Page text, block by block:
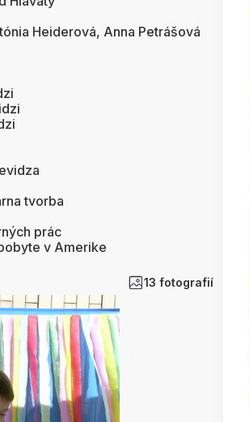
Heiderová, Anna Petrášová
tvorba
prác
v Amerike
13 fotografií